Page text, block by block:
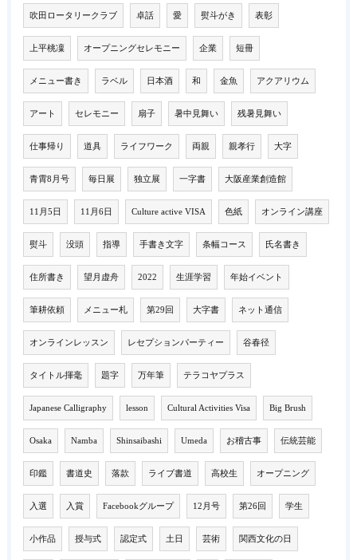
吹田ロータリークラブ 卓話 愛 熨斗がき 表彰
上平桃凜 オープニングセレモニー 企業 短冊
メニュー書き ラベル 日本酒 和 金魚 アクアリウム
アート セレモニー 扇子 暑中見舞い 残暑見舞い
仕事帰り 道具 ライフワーク 両親 親孝行 大字
青霄8月号 毎日展 独立展 一字書 大阪産業創造館
11月5日 11月6日 Culture active VISA 色紙 オンライン講座
熨斗 没頭 指導 手書き文字 条幅コース 氏名書き
住所書き 望月虚舟 2022 生涯学習 年始イベント
筆耕依頼 メニュー札 第29回 大字書 ネット通信
オンラインレッスン レセプションパーティー 谷春径
タイトル揮毫 題字 万年筆 テラコヤプラス
Japanese Calligraphy lesson Cultural Activities Visa Big Brush
Osaka Namba Shinsaibashi Umeda お稽古事 伝統芸能
印鑑 書道史 落款 ライブ書道 高校生 オープニング
入選 入賞 Facebookグループ 12月号 第26回 学生
小作品 授与式 認定式 土日 芸術 関西文化の日